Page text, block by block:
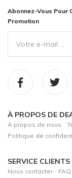
Abonnez-Vous Pour
Promotion
À PROPOS DE
A propos de nous
Politique de
SERVICE CLIENTS
Nous contacter FAQ